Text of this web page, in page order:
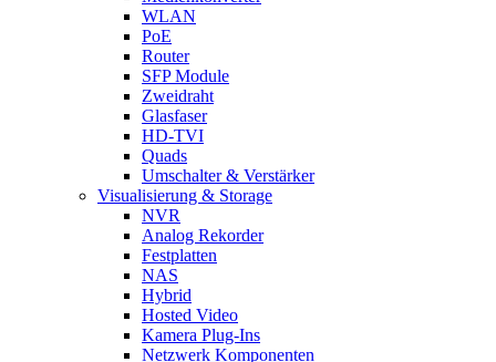
WLAN
PoE
Router
SFP Module
Zweidraht
Glasfaser
HD-TVI
Quads
Umschalter & Verstärker
Visualisierung & Storage
NVR
Analog Rekorder
Festplatten
NAS
Hybrid
Hosted Video
Kamera Plug-Ins
Netzwerk Komponenten